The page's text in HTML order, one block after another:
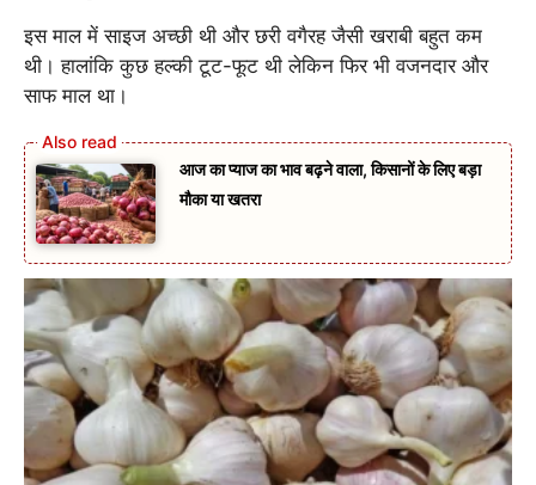
इस माल में साइज अच्छी थी और छरी वगैरह जैसी खराबी बहुत कम
थी। हालांकि कुछ हल्की टूट-फूट थी लेकिन फिर भी वजनदार और
साफ माल था।
आज का प्याज का भाव बढ़ने वाला, किसानों के लिए बड़ा
मौका या खतरा